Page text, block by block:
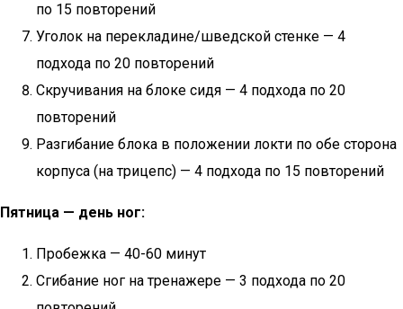
по 15 повторений
Уголок на перекладине/шведской стенке — 4
подхода по 20 повторений
Скручивания на блоке сидя — 4 подхода по 20
повторений
Разгибание блока в положении локти по обе сторона
корпуса (на трицепс) — 4 подхода по 15 повторений
Пятница — день ног:
Пробежка — 40-60 минут
Сгибание ног на тренажере — 3 подхода по 20